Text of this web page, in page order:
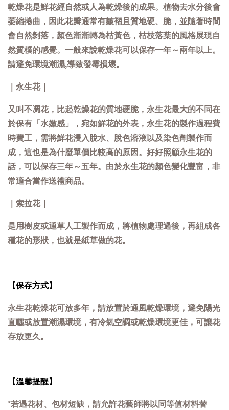
乾燥花是鮮花經自然或人為乾燥後的成果。植物去水分後會
萎縮捲曲，因此花瓣通常有皺褶且質地硬、脆，並隨著時間
會自然剝落，顏色漸漸轉為枯黃色，枯枝落葉的風格展現自
然質樸的感覺。一般來說乾燥花可以保存一年～兩年以上。
請避免環境潮濕,導致發霉損壞。
｜永生花｜
又叫不凋花，比起乾燥花的質地硬脆，永生花最大的不同在
於保有「水嫩感」，宛如鮮花的外表，永生花的製作過程費
時費工，需將鮮花浸入脫水、脫色溶液以及染色劑製作而
成，這也是為什麼單價比較高的原因。好好照顧永生花的
話，可以保存三年～五年。由於永生花的顏色變化豐富，非
常適合當作送禮商品。
｜索拉花｜
是用樹皮或通草人工製作而成，將植物處理過後，再組成各
種花的形狀，也就是紙草做的花。
【保存方式】
永生花乾燥花可放多年，請放置於通風乾燥環境，避免陽光
直曬或放置潮濕環境，有冷氣空調或乾燥環境更佳，可讓花
存放更久。
【溫馨提醒】
*若遇花材、包材短缺，請允許花藝師將以同等值材料替